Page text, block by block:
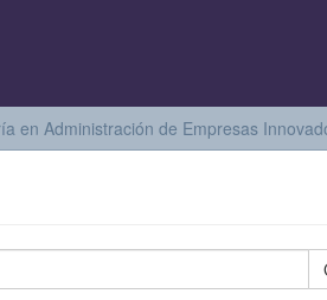
en Administración de Empresas